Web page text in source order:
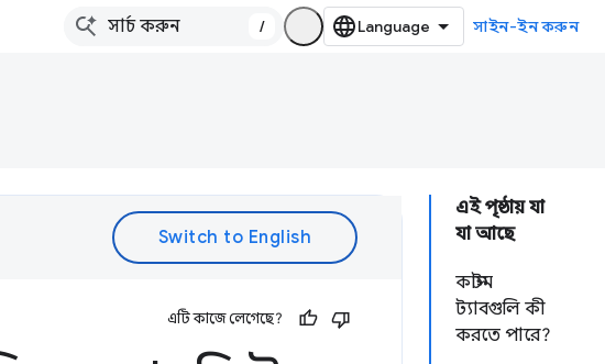
/ সাইন-ইন করুন
এই পৃষ্ঠায় যা
যা আছে
কাস্টম
ট্যাবগুলি কী
করতে পারে?
এটি কাজে লেগেছে?